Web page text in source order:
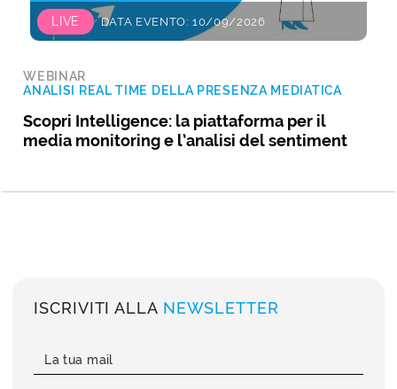
LIVE DATA EVENTO: 10/09/2026
WEBINAR
ANALISI REAL TIME DELLA PRESENZA MEDIATICA
Scopri Intelligence: la piattaforma per il
media monitoring e l’analisi del sentiment
ISCRIVITI ALLA NEWSLETTER